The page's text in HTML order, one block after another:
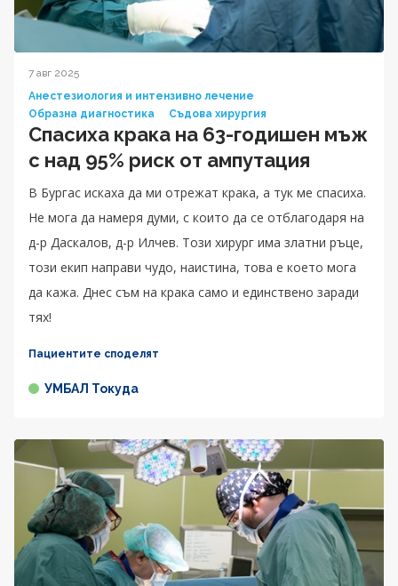
7 авг 2025
Анестезиология и интензивно лечение
Образна диагностика
Съдова хирургия
Спасиха крака на 63-годишен мъж
с над 95% риск от ампутация
В Бургас искаха да ми отрежат крака, а тук ме спасиха.
Не мога да намеря думи, с които да се отблагодаря на
д-р Даскалов, д-р Илчев. Този хирург има златни ръце,
този екип направи чудо, наистина, това е което мога
да кажа. Днес съм на крака само и единствено заради
тях!
Пациентите споделят
УМБАЛ Токуда